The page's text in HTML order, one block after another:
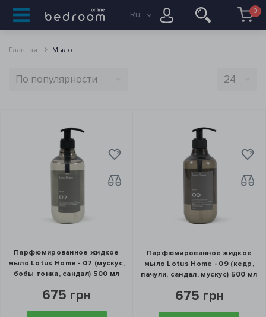
Ru 0
Главная Мыло
Парфюмированное жидкое
мыло Lotus Home - 07 (мускус,
бобы тонка, сандал) 500 мл
675 грн
Парфюмированное жидкое
мыло Lotus Home - 09 (кедр,
пачули, сандал, мускус) 500 мл
675 грн